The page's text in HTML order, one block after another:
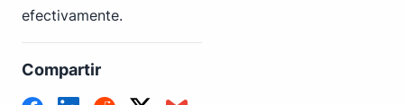
efectivamente.
Compartir